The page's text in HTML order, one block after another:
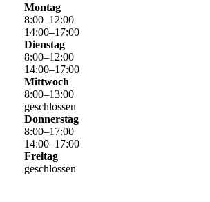
Montag
8:00–12:00
14:00–17:00
Dienstag
8:00–12:00
14:00–17:00
Mittwoch
8:00–13:00
geschlossen
Donnerstag
8:00–17:00
14:00–17:00
Freitag
geschlossen